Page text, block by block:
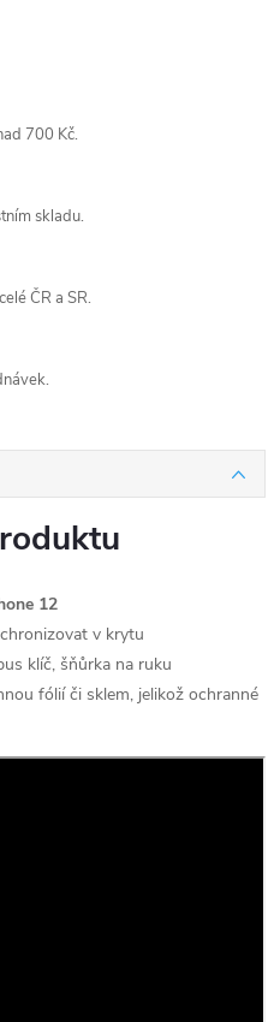
700 Kč.
skladu.
ČR a SR.
12
v krytu
klíč, šňůrka na ruku
fólií či sklem, jelikož ochranné